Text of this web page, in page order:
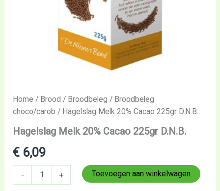
Home / Brood / Broodbeleg / Broodbeleg
choco/carob / Hagelslag Melk 20% Cacao 225gr D.N.B.
Hagelslag Melk 20% Cacao 225gr D.N.B.
€ 6,09
- + Toevoegen aan winkelwagen